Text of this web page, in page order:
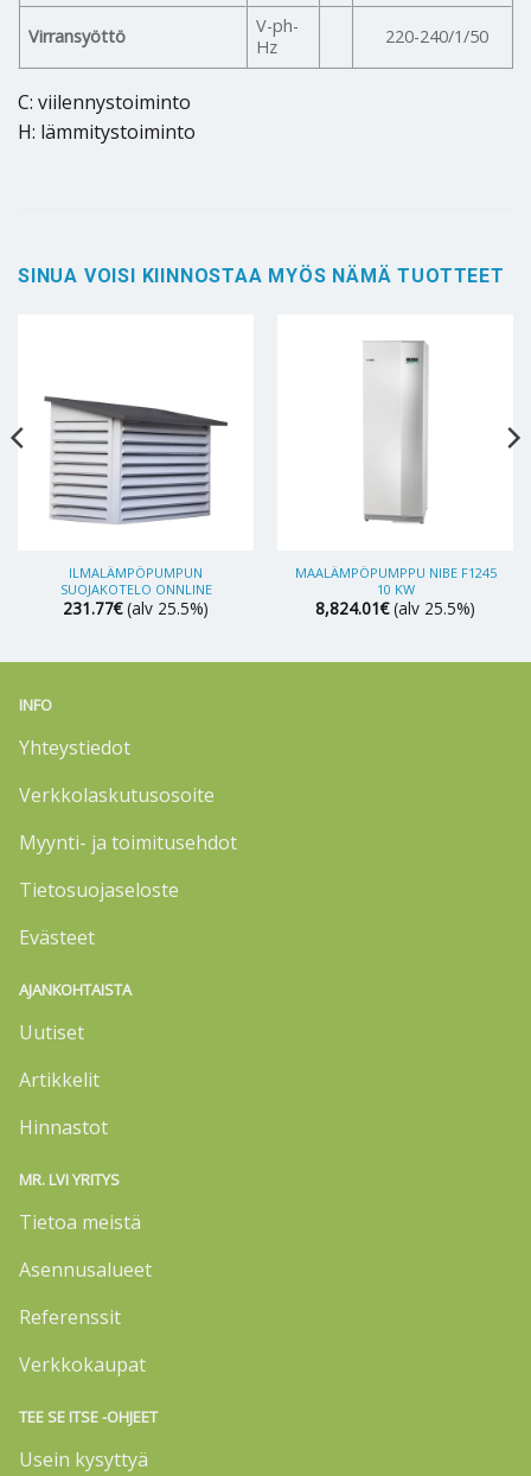
Virransyöttö
V-ph-
Hz
220-240/1/50
C: viilennystoiminto
H: lämmitystoiminto
SINUA VOISI KIINNOSTAA MYÖS NÄMÄ TUOTTEET
ILMALÄMPÖPUMPUN
SUOJAKOTELO ONNLINE
231.77€ (alv 25.5%)
MAALÄMPÖPUMPPU NIBE F1245
10 KW
8,824.01€ (alv 25.5%)
INFO
Yhteystiedot
Verkkolaskutusosoite
Myynti- ja toimitusehdot
Tietosuojaseloste
Evästeet
AJANKOHTAISTA
Uutiset
Artikkelit
Hinnastot
MR. LVI YRITYS
Tietoa meistä
Asennusalueet
Referenssit
Verkkokaupat
TEE SE ITSE -OHJEET
Usein kysyttyä